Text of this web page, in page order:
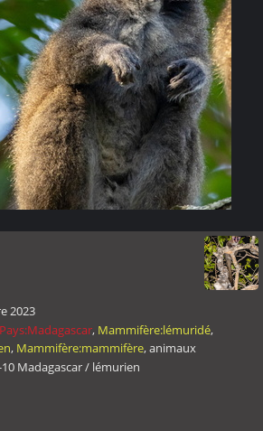
2023
Pays:Madagascar, Mammifère:lémuridé,
, Mammifère:mammifère,animaux
Madagascar/ lémurien